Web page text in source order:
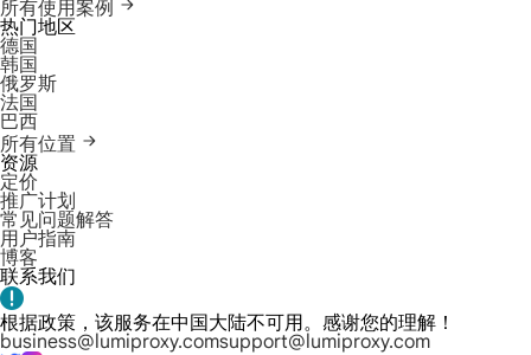
所有使用案例
热门地区
德国
韩国
俄罗斯
法国
巴西
所有位置
资源
定价
推广计划
常见问题解答
用户指南
博客
联系我们
根据政策，该服务在中国大陆不可用。感谢您的理解！
business@lumiproxy.comsupport@lumiproxy.com